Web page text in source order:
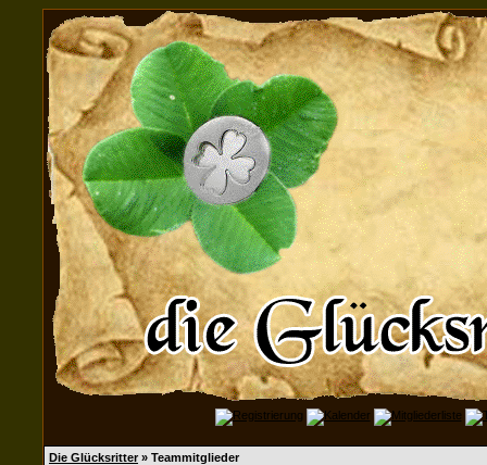
Die Glücksritter » Teammitglieder